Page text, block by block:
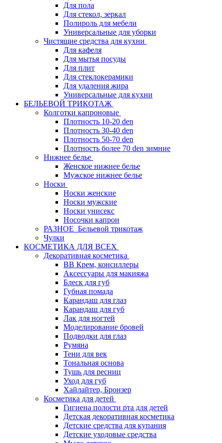
Для пола
Для стекол, зеркал
Полироль для мебели
Универсальные для уборки
Чистящие средства для кухни
Для кафеля
Для мытья посуды
Для плит
Для стеклокерамики
Для удаления жира
Универсальные для кухни
БЕЛЬЕВОЙ ТРИКОТАЖ
Колготки капроновые
Плотность 10-20 den
Плотность 30-40 den
Плотность 50-70 den
Плотность более 70 den зимние
Нижнее белье
Женское нижнее белье
Мужское нижнее белье
Носки
Носки женские
Носки мужские
Носки унисекс
Носочки капрон
РАЗНОЕ_Бельевой трикотаж
Чулки
КОСМЕТИКА ДЛЯ ВСЕХ
Декоративная косметика
BB Крем, консиллеры
Аксессуары для макияжа
Блеск для губ
Губная помада
Карандаш для глаз
Карандаш для губ
Лак для ногтей
Моделирование бровей
Подводки для глаз
Румяна
Тени для век
Тональная основа
Тушь для ресниц
Уход для губ
Хайлайтер, Бронзер
Косметика для детей
Гигиена полости рта для детей
Детская декоративная косметика
Детские средства для купания
Детские уходовые средства